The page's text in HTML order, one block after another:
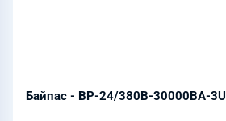
Байпас - BP-24/380B-30000BA-3U